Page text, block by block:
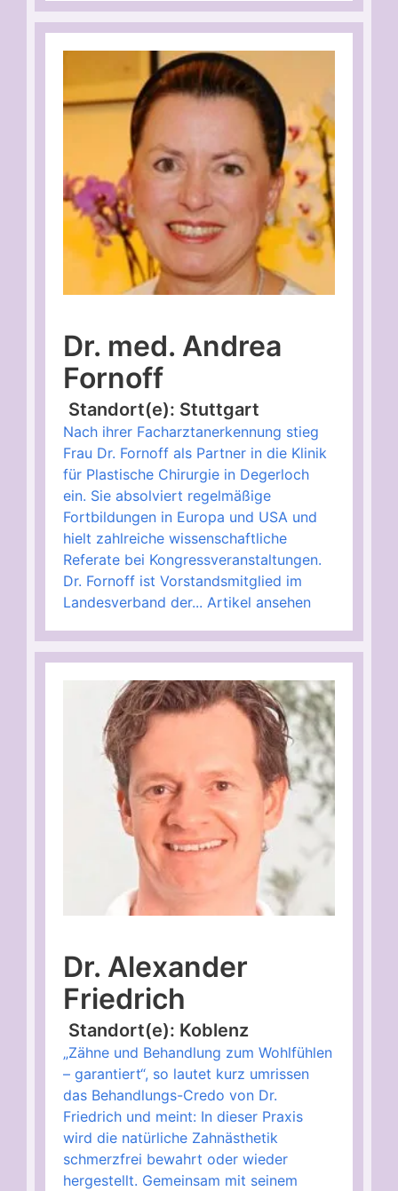
Dr. med. Andrea
Fornoff
Standort(e): Stuttgart
Nach ihrer Facharztanerkennung stieg
Frau Dr. Fornoff als Partner in die Klinik
für Plastische Chirurgie in Degerloch
ein. Sie absolviert regelmäßige
Fortbildungen in Europa und USA und
hielt zahlreiche wissenschaftliche
Referate bei Kongressveranstaltungen.
Dr. Fornoff ist Vorstandsmitglied im
Landesverband der... Artikel ansehen
Dr. Alexander
Friedrich
Standort(e): Koblenz
„Zähne und Behandlung zum Wohlfühlen
– garantiert“, so lautet kurz umrissen
das Behandlungs-Credo von Dr.
Friedrich und meint: In dieser Praxis
wird die natürliche Zahnästhetik
schmerzfrei bewahrt oder wieder
hergestellt. Gemeinsam mit seinem